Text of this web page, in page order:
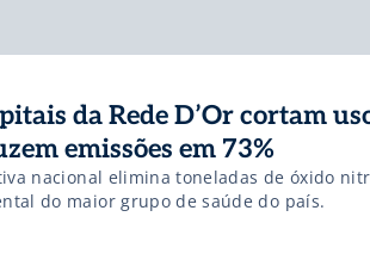
da Rede D’Or cortam
emissões em 73%
nacional elimina toneladas de óxido
do maior grupo de saúde do país.